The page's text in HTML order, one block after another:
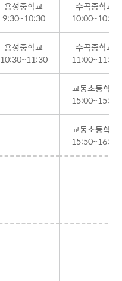
용성중학교
9:30~10:30
수곡중학교
10:00~10:50
용성중학교
10:30~11:30
수곡중학교
11:00~11:50
교동초등학교
15:00~15:40
교동초등학교
15:50~16:30